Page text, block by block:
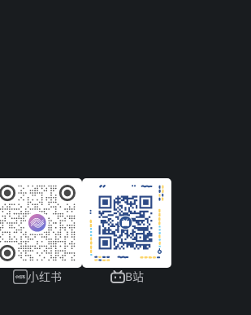
小红书 B站